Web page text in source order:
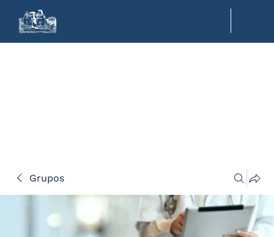
Grupos